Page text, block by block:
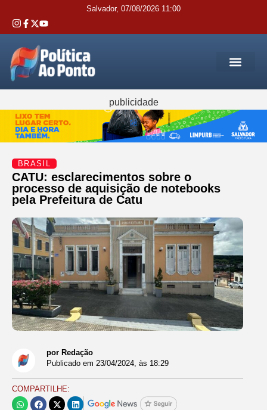
Salvador, 07/08/2026 11:00
publicidade
BRASIL
CATU: esclarecimentos sobre o
processo de aquisição de notebooks
pela Prefeitura de Catu
por Redação
Publicado em 23/04/2024, às 18:29
COMPARTILHE: